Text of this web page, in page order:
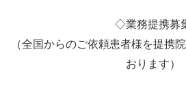
◇業務提携募
（全国からのご依頼患者様を提携
おります）